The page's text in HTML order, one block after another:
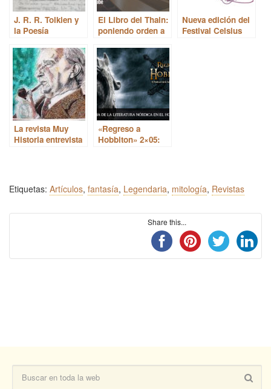
J. R. R. Tolkien y
la Poesía
El Libro del Thain:
poniendo orden a
J.R.R. Tolkien
Nueva edición del
Festival Celsius
La revista Muy
Historia entrevista
miembro de la
STE, sobre la
«Regreso a
Hobbiton» 2×05:
Etiquetas: Artículos, fantasía, Legendaria, mitología, Revistas
Share this...